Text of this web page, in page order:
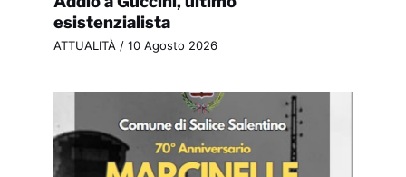
esistenzialista
ATTUALITÀ/ 10 Agosto 2026